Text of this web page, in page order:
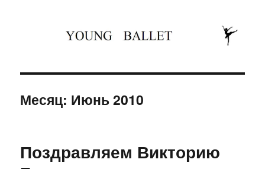
Месяц: Июнь 2010
Поздравляем Викторию